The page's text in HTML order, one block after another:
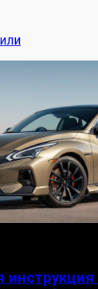
инструкция